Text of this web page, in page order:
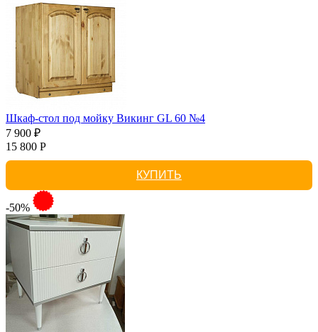
Шкаф-стол под мойку Викинг GL 60 №4
7 900 ₽
15 800 Р
КУПИТЬ
-50%